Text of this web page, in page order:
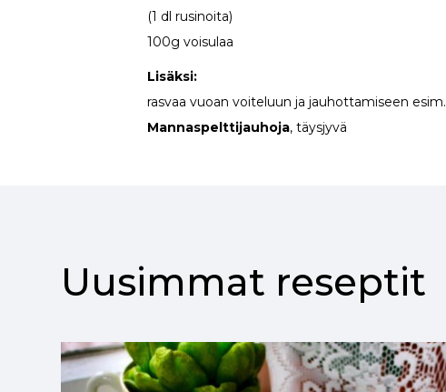
(1 dl rusinoita)
100g voisulaa
Lisäksi:
rasvaa vuoan voiteluun ja jauhottamiseen esim.
Mannaspelttijauhoja, täysjyvä
Uusimmat reseptit